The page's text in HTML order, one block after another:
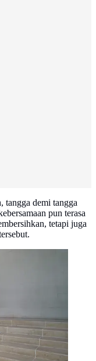
tangga demi tangga
pun terasa
tetapi juga